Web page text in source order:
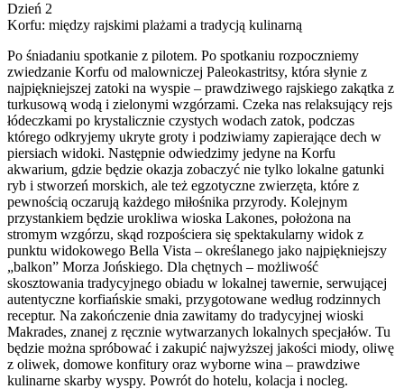
Dzień 2
Korfu: między rajskimi plażami a tradycją kulinarną
Po śniadaniu spotkanie z pilotem. Po spotkaniu rozpoczniemy
zwiedzanie Korfu od malowniczej Paleokastritsy, która słynie z
najpiękniejszej zatoki na wyspie – prawdziwego rajskiego zakątka z
turkusową wodą i zielonymi wzgórzami. Czeka nas relaksujący rejs
łódeczkami po krystalicznie czystych wodach zatok, podczas
którego odkryjemy ukryte groty i podziwiamy zapierające dech w
piersiach widoki. Następnie odwiedzimy jedyne na Korfu
akwarium, gdzie będzie okazja zobaczyć nie tylko lokalne gatunki
ryb i stworzeń morskich, ale też egzotyczne zwierzęta, które z
pewnością oczarują każdego miłośnika przyrody. Kolejnym
przystankiem będzie urokliwa wioska Lakones, położona na
stromym wzgórzu, skąd rozpościera się spektakularny widok z
punktu widokowego Bella Vista – określanego jako najpiękniejszy
„balkon” Morza Jońskiego. Dla chętnych – możliwość
skosztowania tradycyjnego obiadu w lokalnej tawernie, serwującej
autentyczne korfiańskie smaki, przygotowane według rodzinnych
receptur. Na zakończenie dnia zawitamy do tradycyjnej wioski
Makrades, znanej z ręcznie wytwarzanych lokalnych specjałów. Tu
będzie można spróbować i zakupić najwyższej jakości miody, oliwę
z oliwek, domowe konfitury oraz wyborne wina – prawdziwe
kulinarne skarby wyspy. Powrót do hotelu, kolacja i nocleg.